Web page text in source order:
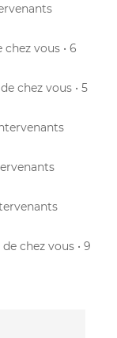
chez vous • 6
de chez vous • 5
de chez vous • 9